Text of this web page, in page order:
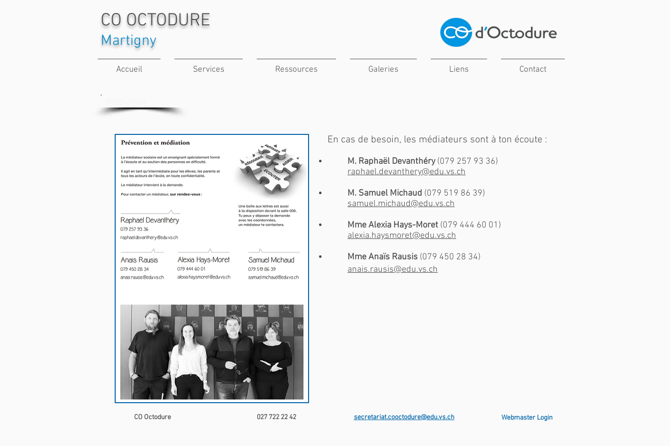
CO OCTODURE
Martigny
En cas de besoin, les médiateurs sont à ton écoute :
M. Raphaël Devanthéry(079 257 93 36)
raphael.devanthery@edu.vs.ch
M. Samuel Michaud (079 519 86 39)
samuel.michaud@edu.vs.ch
Mme Alexia Hays-Moret (079 444 60 01)
alexia.haysmoret@edu.vs.ch
Mme Anaïs Rausis (079 450 28 34)
anais.rausis@edu.vs.ch
Accueil Services Ressources Galeries Liens Contact
CO Octodure 027 722 22 42 secretariat.cooctodure@edu.vs.ch Webmaster Login